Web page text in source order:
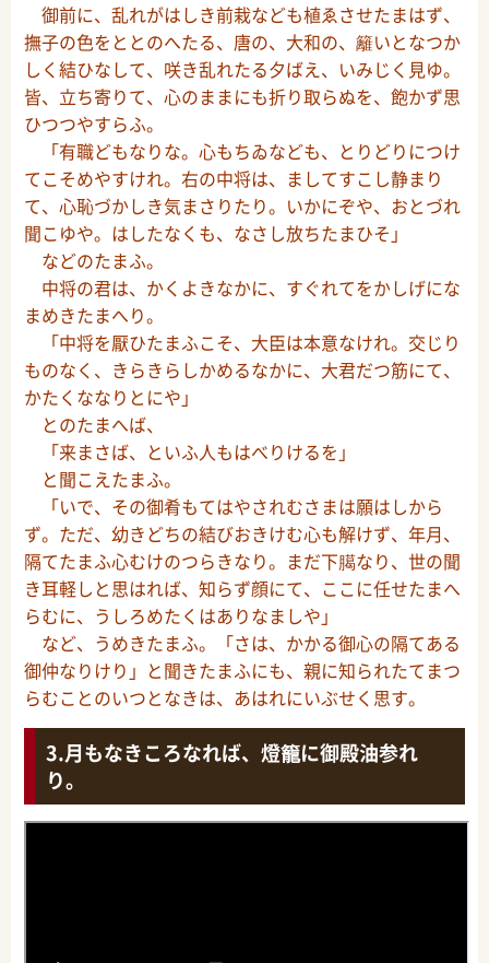
御前に、乱れがはしき前栽なども植ゑさせたまはず、
撫子の色をととのへたる、唐の、大和の、籬いとなつか
しく結ひなして、咲き乱れたる夕ばえ、いみじく見ゆ。
皆、立ち寄りて、心のままにも折り取らぬを、飽かず思
ひつつやすらふ。
「有職どもなりな。心もちゐなども、とりどりにつけ
てこそめやすけれ。右の中将は、ましてすこし静まり
て、心恥づかしき気まさりたり。いかにぞや、おとづれ
聞こゆや。はしたなくも、なさし放ちたまひそ」
などのたまふ。
中将の君は、かくよきなかに、すぐれてをかしげにな
まめきたまへり。
「中将を厭ひたまふこそ、大臣は本意なけれ。交じり
ものなく、きらきらしかめるなかに、大君だつ筋にて、
かたくななりとにや」
とのたまへば、
「来まさば、といふ人もはべりけるを」
と聞こえたまふ。
「いで、その御肴もてはやされむさまは願はしから
ず。ただ、幼きどちの結びおきけむ心も解けず、年月、
隔てたまふ心むけのつらきなり。まだ下臈なり、世の聞
き耳軽しと思はれば、知らず顔にて、ここに任せたまへ
らむに、うしろめたくはありなましや」
など、うめきたまふ。「さは、かかる御心の隔てある
御仲なりけり」と聞きたまふにも、親に知られたてまつ
らむことのいつとなきは、あはれにいぶせく思す。
月もなきころなれば、燈籠に御殿油参れ
り。